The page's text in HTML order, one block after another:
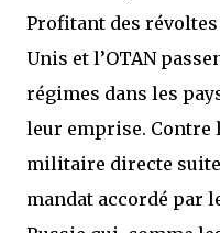
Profitant des révoltes
Unis et l’OTAN
régimes dans les
leur emprise. Contre
militaire directe
mandat accordé par